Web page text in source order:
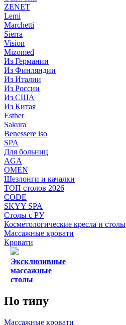
ZENET
Lemi
Marchetti
Sierra
Vision
Mizomed
Из Германии
Из Финляндии
Из Италии
Из России
Из США
Из Китая
Esther
Sakura
Benessere iso
SPA
Для больниц
AGA
OMEN
Шезлонги и качалки
ТОП столов 2026
CODE
SKYY SPA
Столы с РУ
Косметологические кресла и столы
Массажные кровати
Кровати
Эксклюзивные
массажные
столы
По типу
Массажные кровати